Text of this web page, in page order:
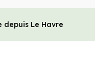
depuis Le Havre